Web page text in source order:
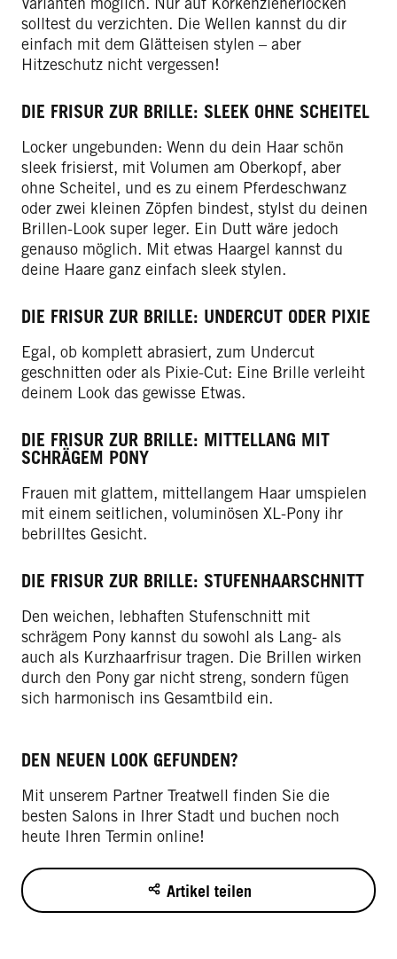
solltest du verzichten. Die Wellen kannst du dir
einfach mit dem Glätteisen stylen – aber
Hitzeschutz nicht vergessen!
DIE FRISUR ZUR BRILLE: SLEEK OHNE SCHEITEL
Locker ungebunden: Wenn du dein Haar schön
sleek frisierst, mit Volumen am Oberkopf, aber
ohne Scheitel, und es zu einem Pferdeschwanz
oder zwei kleinen Zöpfen bindest, stylst du deinen
Brillen-Look super leger. Ein Dutt wäre jedoch
genauso möglich. Mit etwas Haargel kannst du
deine Haare ganz einfach sleek stylen.
DIE FRISUR ZUR BRILLE: UNDERCUT ODER PIXIE
Egal, ob komplett abrasiert, zum Undercut
geschnitten oder als Pixie-Cut: Eine Brille verleiht
deinem Look das gewisse Etwas.
DIE FRISUR ZUR BRILLE: MITTELLANG MIT
SCHRÄGEM PONY
Frauen mit glattem, mittellangem Haar umspielen
mit einem seitlichen, voluminösen XL-Pony ihr
bebrilltes Gesicht.
DIE FRISUR ZUR BRILLE: STUFENHAARSCHNITT
Den weichen, lebhaften Stufenschnitt mit
schrägem Pony kannst du sowohl als Lang- als
auch als Kurzhaarfrisur tragen. Die Brillen wirken
durch den Pony gar nicht streng, sondern fügen
sich harmonisch ins Gesamtbild ein.
DEN NEUEN LOOK GEFUNDEN?
Mit unserem Partner Treatwell finden Sie die
besten Salons in Ihrer Stadt und buchen noch
heute Ihren Termin online!
Artikel teilen